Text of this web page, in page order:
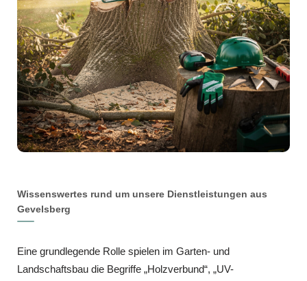
Wissenswertes rund um unsere Dienstleistungen aus
Gevelsberg
Eine grundlegende Rolle spielen im Garten- und
Landschaftsbau die Begriffe „Holzverbund“, „UV-